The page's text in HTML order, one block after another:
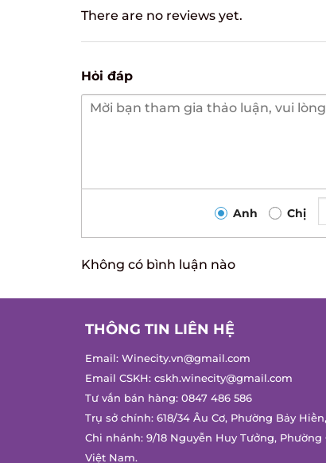
There are no reviews yet.
Hỏi đáp
Anh Chị
Không có bình luận nào
THÔNG TIN LIÊN HỆ
Email:Winecity.vn@gmail.com
Email CSKH:cskh.winecity@gmail.com
Tư vấn bán hàng:0847 486 586
Trụ sở chính: 618/34 Âu Cơ, Phường Bảy
Chi nhánh: 9/18 Nguyễn Huy Tưởng,
Việt Nam.